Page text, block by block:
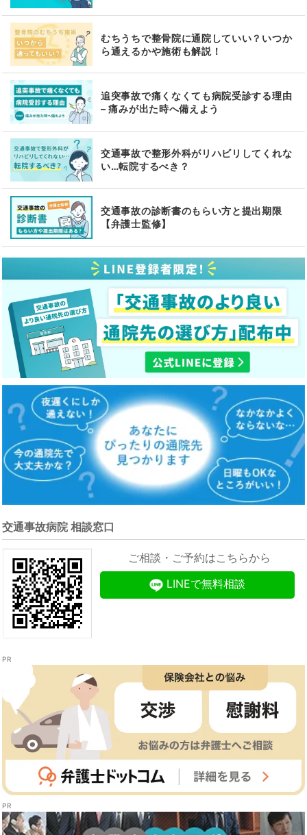
むちうちで整骨院に通院していい？いつか
ら通えるかや施術も解説！
追突事故で痛くなくても病院受診する理由
– 痛みが出た時へ備えよう
交通事故で整形外科がリハビリしてくれな
い…転院するべき？
交通事故の診断書のもらい方と提出期限
【弁護士監修】
交通事故病院 相談窓口
ご相談・ご予約はこちらから
LINEで無料相談